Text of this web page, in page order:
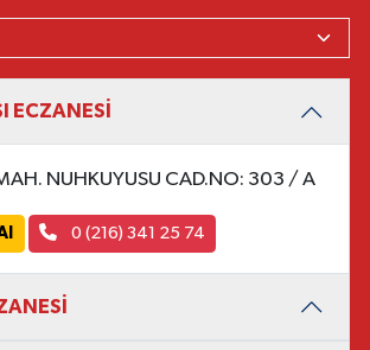
ECZANESİ
NUHKUYUSU CAD.NO: 303 / A
0 (216) 341 25 74